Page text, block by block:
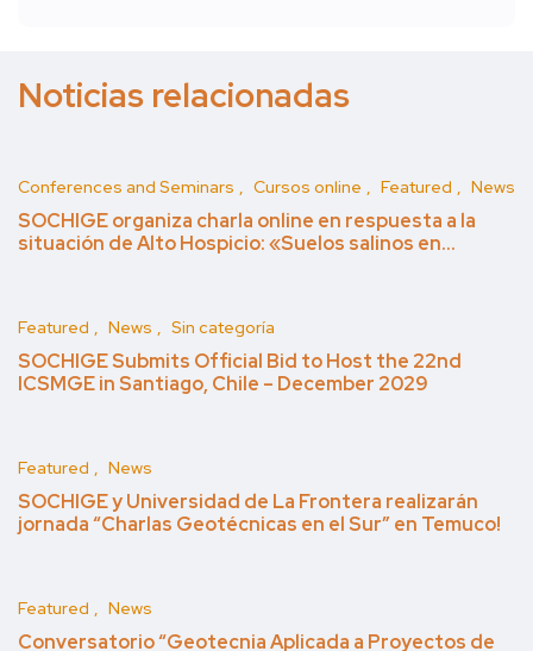
Noticias relacionadas
Conferences and Seminars Cursos online Featured News
SOCHIGE organiza charla online en respuesta a la
situación de Alto Hospicio: «Suelos salinos en…
Featured News Sin categoría
SOCHIGE Submits Official Bid to Host the 22nd
ICSMGE in Santiago, Chile – December 2029
Featured News
SOCHIGE y Universidad de La Frontera realizarán
jornada “Charlas Geotécnicas en el Sur” en Temuco!
Featured News
Conversatorio “Geotecnia Aplicada a Proyectos de